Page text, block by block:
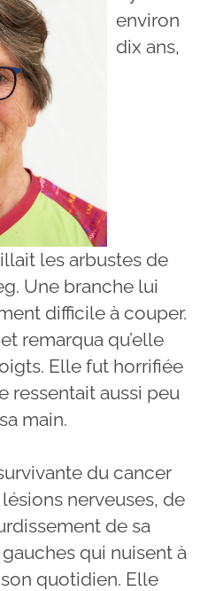
environ
dix ans,
les arbustes de
Une branche lui
difficile à couper.
remarqua qu’elle
Elle fut horrifiée
ressentait aussi peu
main.
du cancer
nerveuses, de
de sa
qui nuisent à
quotidien. Elle